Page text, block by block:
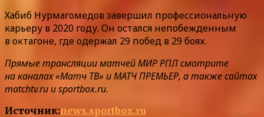
Хабиб Нурмагомедов завершил профессиональную
карьеру в 2020 году. Он остался непобежденным
в октагоне, где одержал 29 побед в 29 боях.
Прямые трансляции матчей МИР РПЛ смотрите
на каналах «Матч ТВ» и МАТЧ ПРЕМЬЕР, а также сайтах
matchtv.ru и sportbox.ru.
Источник:news.sportbox.ru